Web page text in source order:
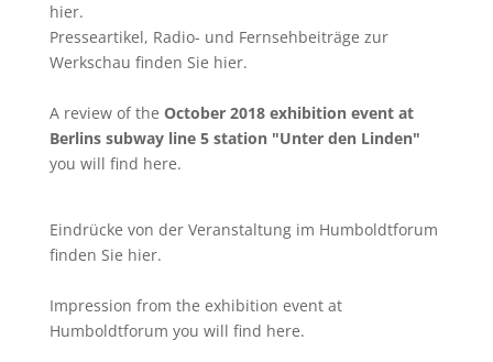
hier.
Presseartikel, Radio- und Fernsehbeiträge zur
Werkschau finden Sie hier.
A review of the October 2018 exhibition event at
Berlins subway line 5 station "Unter den Linden"
you will find here.
Eindrücke von der Veranstaltung im Humboldtforum
finden Sie hier.
Impression from the exhibition event at
Humboldtforum you will find here.